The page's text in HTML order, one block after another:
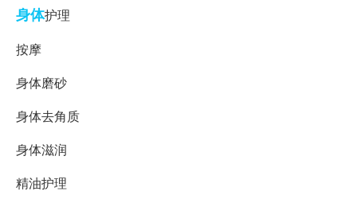
身体护理
按摩
身体磨砂
身体去角质
身体滋润
精油护理